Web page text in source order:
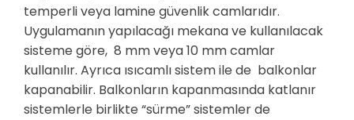
temperli veya lamine güvenlik camlarıdır.
Uygulamanın yapılacağı mekana ve kullanılacak
sisteme göre, 8 mm veya 10 mm camlar
kullanılır. Ayrıca ısıcamlı sistem ile de balkonlar
kapanabilir. Balkonların kapanmasında katlanır
sistemlerle birlikte “sürme” sistemler de